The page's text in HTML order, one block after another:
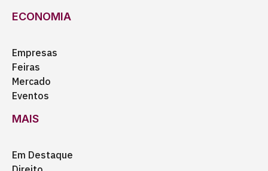
ECONOMIA
Empresas
Feiras
Mercado
Eventos
MAIS
Em Destaque